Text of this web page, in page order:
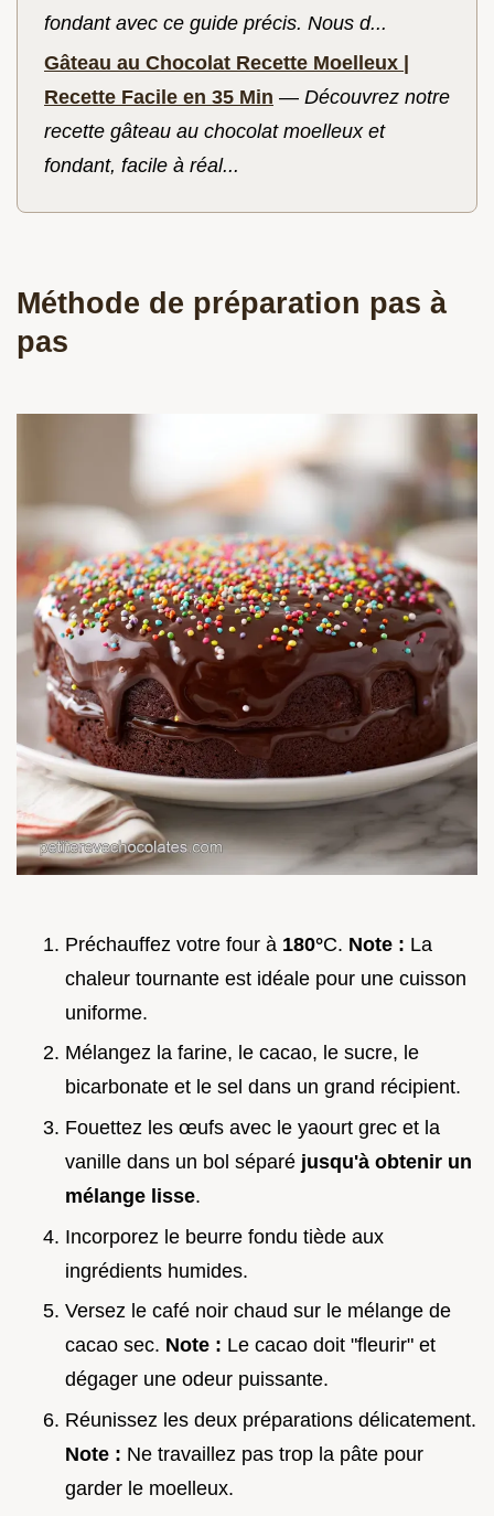
fondant avec ce guide précis. Nous d...
Gâteau au Chocolat Recette Moelleux |
Recette Facile en 35 Min — Découvrez notre
recette gâteau au chocolat moelleux et
fondant, facile à réal...
Méthode de préparation pas à
pas
Préchauffez votre four à 180°C. Note : La
chaleur tournante est idéale pour une cuisson
uniforme.
Mélangez la farine, le cacao, le sucre, le
bicarbonate et le sel dans un grand récipient.
Fouettez les œufs avec le yaourt grec et la
vanille dans un bol séparé jusqu'à obtenir un
mélange lisse.
Incorporez le beurre fondu tiède aux
ingrédients humides.
Versez le café noir chaud sur le mélange de
cacao sec. Note : Le cacao doit "fleurir" et
dégager une odeur puissante.
Réunissez les deux préparations délicatement.
Note : Ne travaillez pas trop la pâte pour
garder le moelleux.